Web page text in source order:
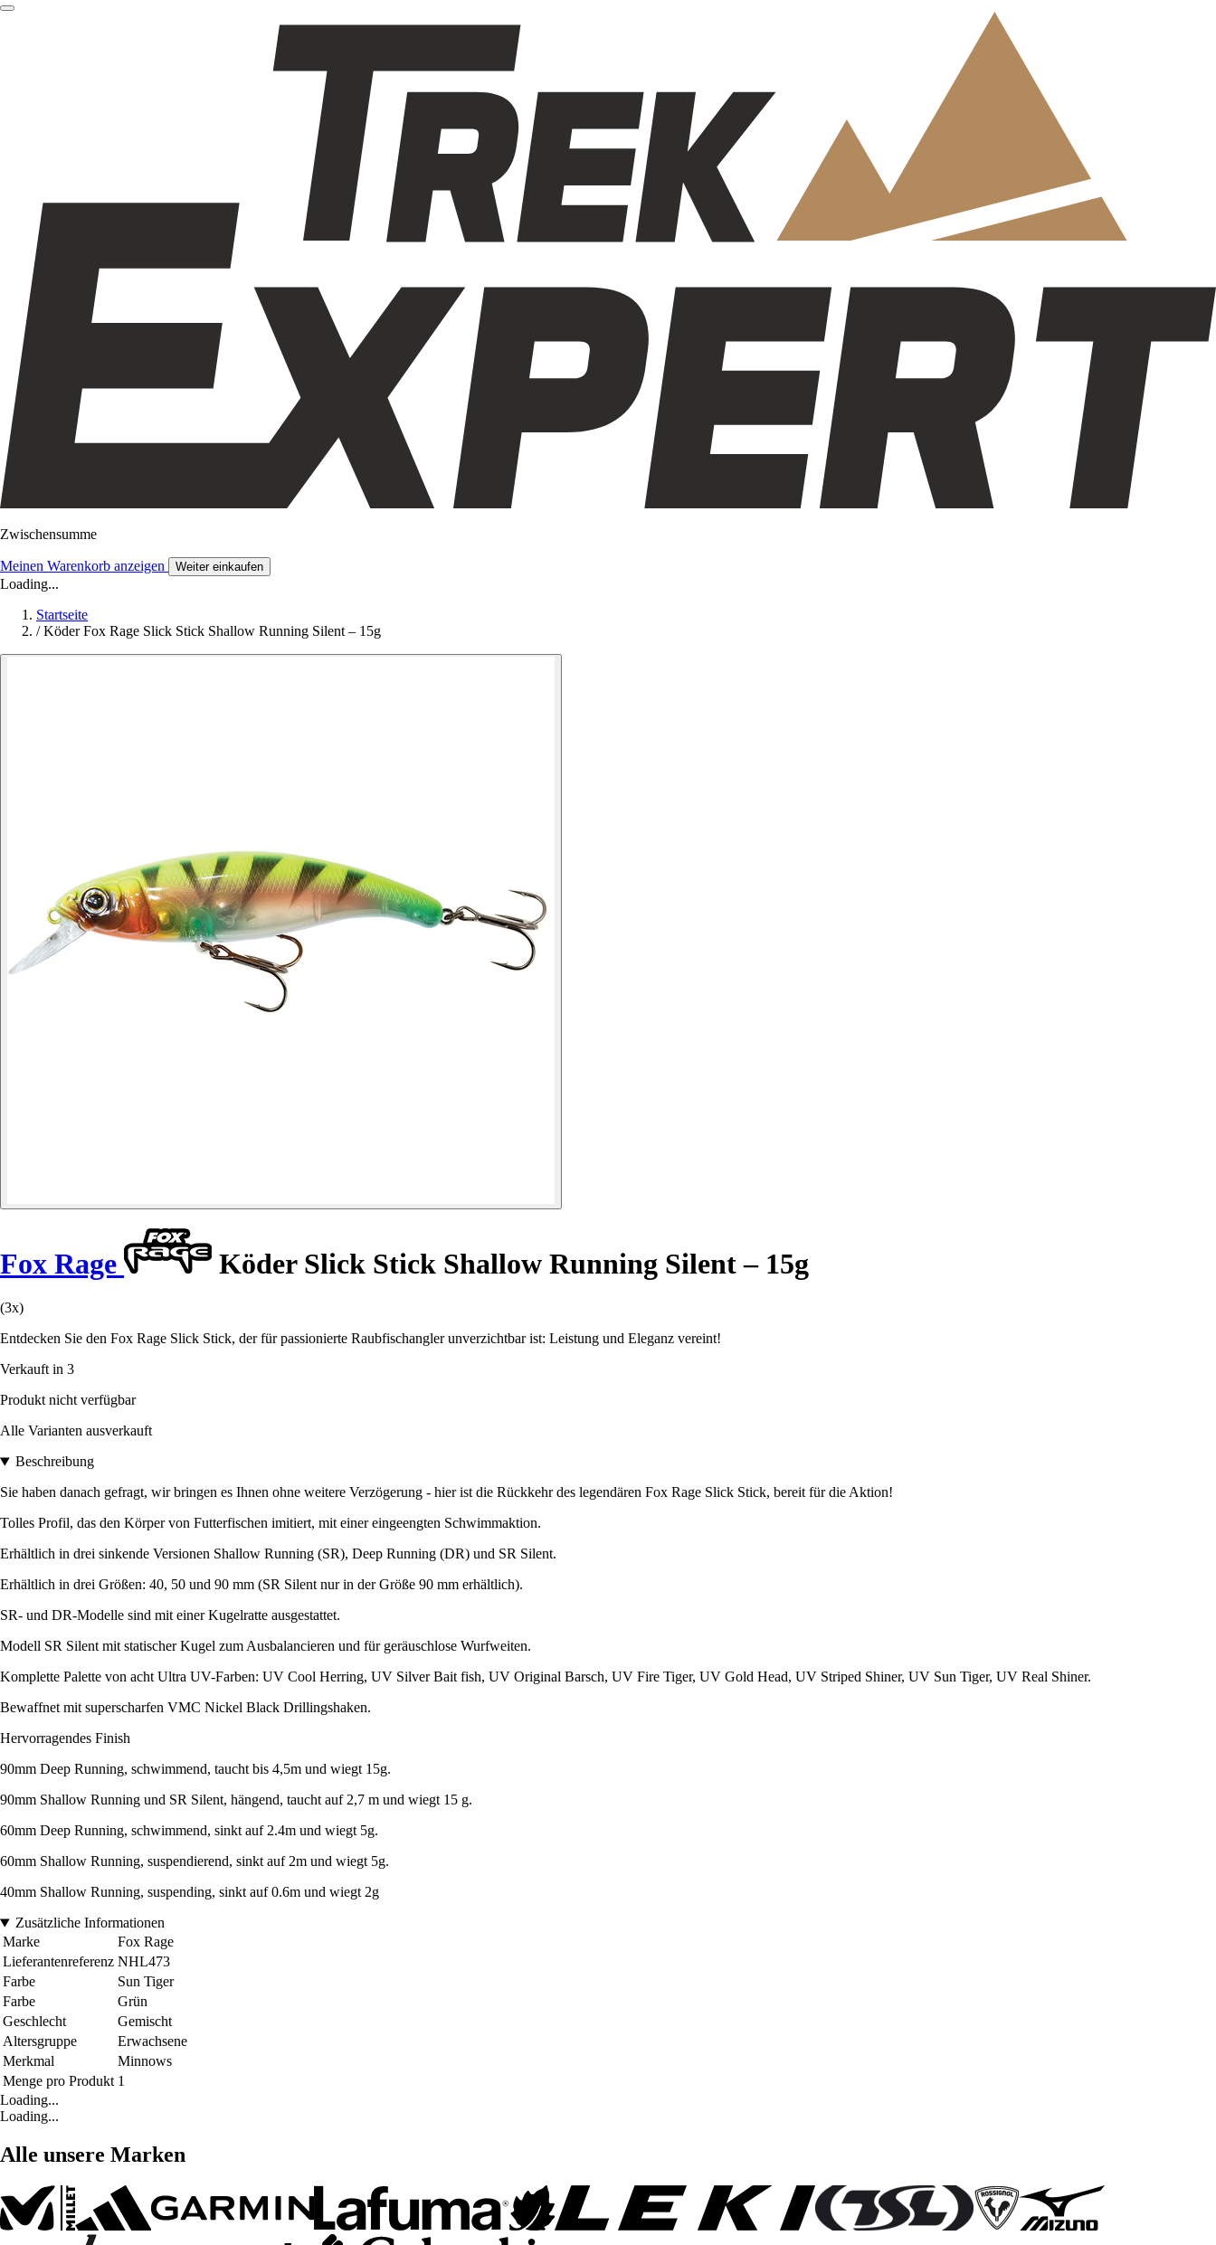
Zwischensumme
Meinen Warenkorb anzeigen Weiter einkaufen
Loading...
Startseite
/ Köder Fox Rage Slick Stick Shallow Running Silent – 15g
Fox Rage Köder Slick Stick Shallow Running Silent – 15g
(3x)
Entdecken Sie den Fox Rage Slick Stick, der für passionierte Raubfischangler unverzichtbar ist: Leistung und Eleganz vereint!
Verkauft in 3
Produkt nicht verfügbar
Alle Varianten ausverkauft
Beschreibung
Sie haben danach gefragt, wir bringen es Ihnen ohne weitere Verzögerung - hier ist die Rückkehr des legendären Fox Rage Slick Stick, bereit für die Aktion!
Tolles Profil, das den Körper von Futterfischen imitiert, mit einer eingeengten Schwimmaktion.
Erhältlich in drei sinkende Versionen Shallow Running (SR), Deep Running (DR) und SR Silent.
Erhältlich in drei Größen: 40, 50 und 90 mm (SR Silent nur in der Größe 90 mm erhältlich).
SR- und DR-Modelle sind mit einer Kugelratte ausgestattet.
Modell SR Silent mit statischer Kugel zum Ausbalancieren und für geräuschlose Wurfweiten.
Komplette Palette von acht Ultra UV-Farben: UV Cool Herring, UV Silver Bait fish, UV Original Barsch, UV Fire Tiger, UV Gold Head, UV Striped Shiner, UV Sun Tiger, UV Real Shiner.
Bewaffnet mit superscharfen VMC Nickel Black Drillingshaken.
Hervorragendes Finish
90mm Deep Running, schwimmend, taucht bis 4,5m und wiegt 15g.
90mm Shallow Running und SR Silent, hängend, taucht auf 2,7 m und wiegt 15 g.
60mm Deep Running, schwimmend, sinkt auf 2.4m und wiegt 5g.
60mm Shallow Running, suspendierend, sinkt auf 2m und wiegt 5g.
40mm Shallow Running, suspending, sinkt auf 0.6m und wiegt 2g
Zusätzliche Informationen
Marke
Fox Rage
Lieferantenreferenz NHL473
Farbe
Sun Tiger
Farbe
Grün
Geschlecht
Gemischt
Altersgruppe
Erwachsene
Merkmal
Minnows
Menge pro Produkt 1
Loading...
Loading...
Alle unsere Marken